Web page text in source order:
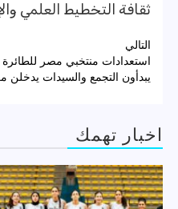
ثقافة التخطيط العلمي
تصفّح
المقالات
التالي
استعدادات منتخبي مصر للطائرة
يبدأون التجمع والسيدات يدخلن
اخبار تهمك